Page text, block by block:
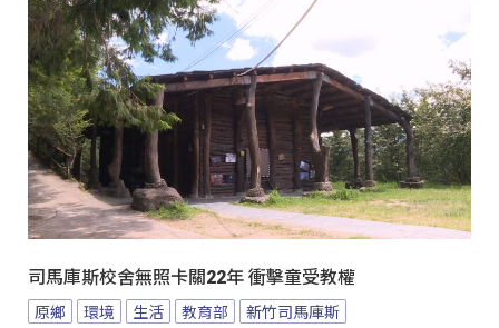
司馬庫斯校舍無照卡關22年 衝擊童受教權
原鄉 環境 生活 教育部 新竹司馬庫斯